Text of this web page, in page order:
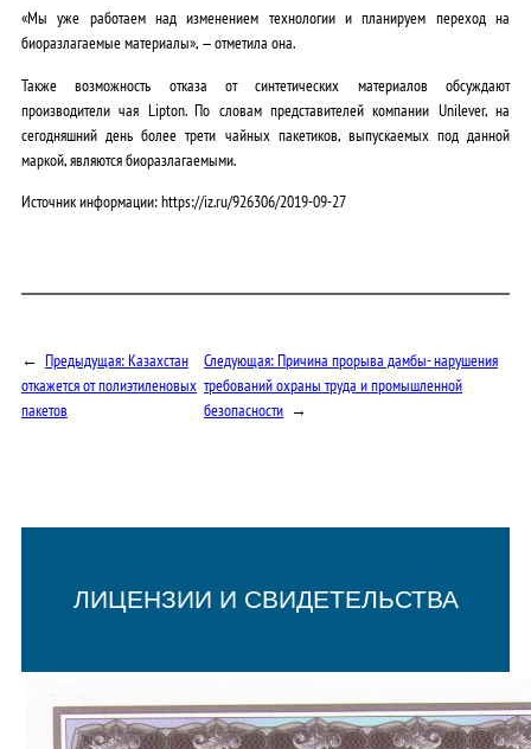
«Мы уже работаем над изменением технологии и планируем переход на
биоразлагаемые материалы», — отметила она.
Также возможность отказа от синтетических материалов обсуждают
производители чая Lipton. По словам представителей компании Unilever, на
сегодняшний день более трети чайных пакетиков, выпускаемых под данной
маркой, являются биоразлагаемыми.
Источник информации: https://iz.ru/926306/2019-09-27
← Предыдущая:Казахстан
откажется от полиэтиленовых
пакетов
Следующая:Причина прорыва дамбы- нарушения
требований охраны труда и промышленной
безопасности →
ЛИЦЕНЗИИ И СВИДЕТЕЛЬСТВА